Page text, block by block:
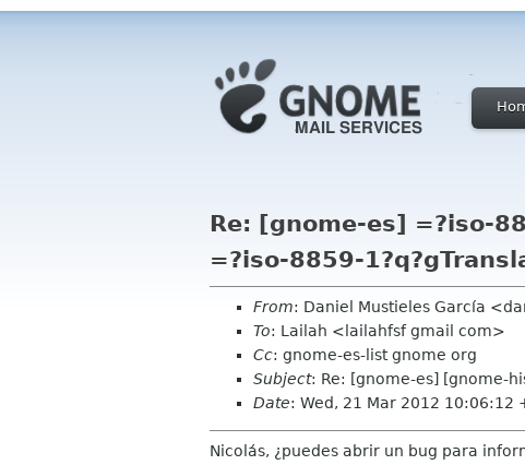
Re: [gnome-es] =?iso-
=?iso-8859-
From: Daniel Mustieles García
To: Lailah <lailahfsf gmail com>
Cc: gnome-es-list gnome org
Subject: Re: [gnome-es] [gnome-
Date: Wed, 21 Mar 2012 10:06:12
Nicolás, ¿puedes abrir un bug para